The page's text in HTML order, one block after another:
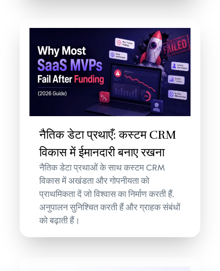
नैतिक डेटा प्रथाएँ: कस्टम CRM
विकास में ईमानदारी बनाए रखना
नैतिक डेटा प्रथाओं के साथ कस्टम CRM
विकास में अखंडता और गोपनीयता को
प्राथमिकता दें जो विश्वास का निर्माण करती हैं,
अनुपालन सुनिश्चित करती हैं और ग्राहक संबंधों
को बढ़ाती हैं।